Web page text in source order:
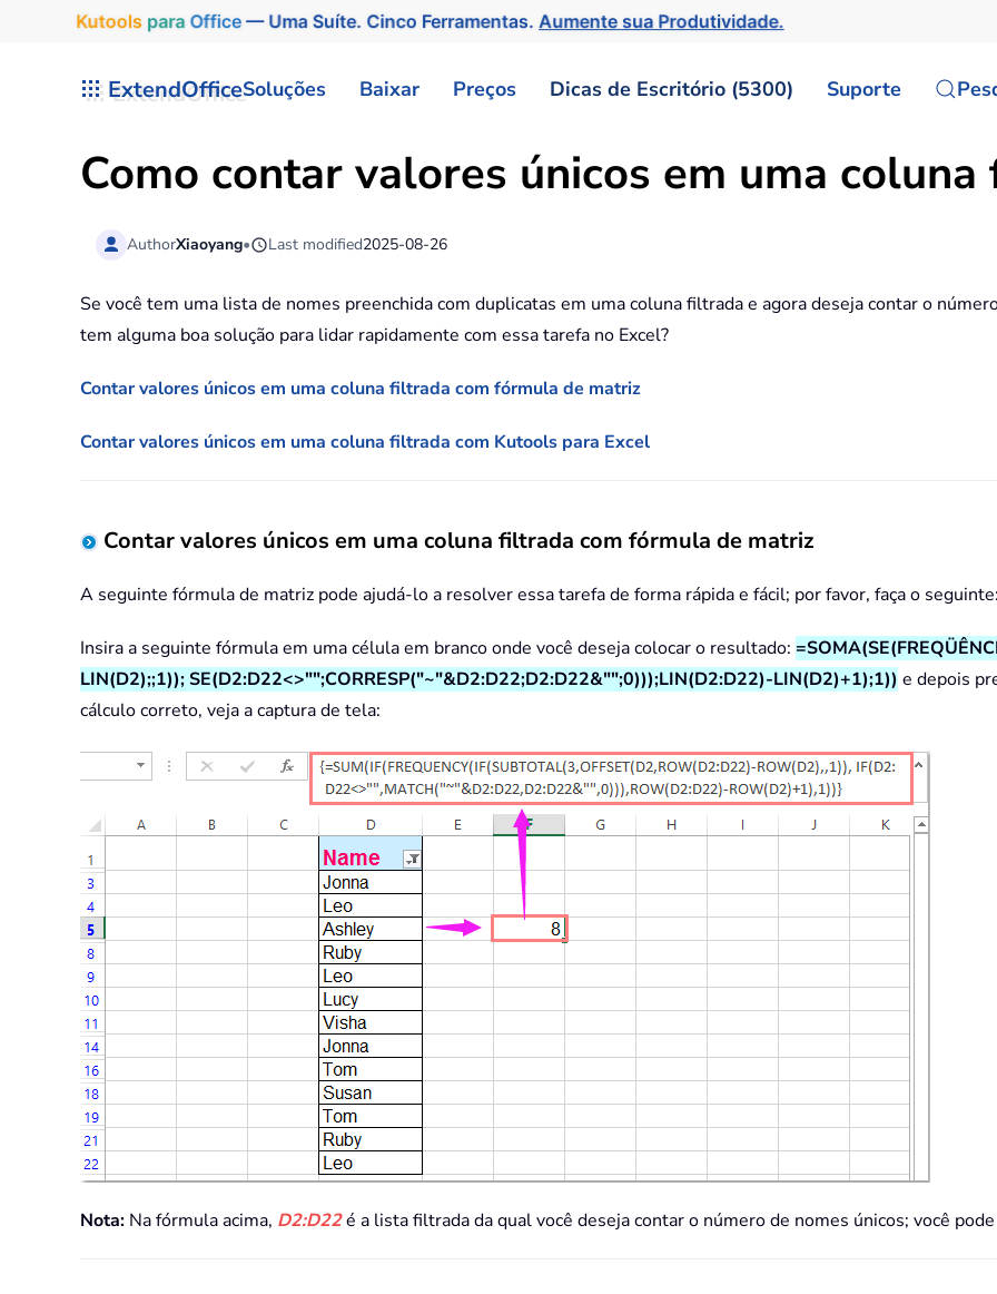
Kutools para Office— Uma Suíte. Cinco Ferramentas.Aumente sua Produtividade.
ExtendOfficeSoluções Baixar Preços Dicas de Escritório (5300) Suporte
Como contar valores únicos em uma
AuthorXiaoyang• Last modified2025-08-26
Se você tem uma lista de nomes preenchida com duplicatas em uma coluna filtrada e agora deseja contar o
tem alguma boa solução para lidar rapidamente com essa tarefa no Excel?
Contar valores únicos em uma coluna filtrada com fórmula de matriz
Contar valores únicos em uma coluna filtrada com Kutools para Excel
Contar valores únicos em uma coluna filtrada com fórmula de matriz
A seguinte fórmula de matriz pode ajudá-lo a resolver essa tarefa de forma rápida e fácil; por favor, faça o seguinte:
Insira a seguinte fórmula em uma célula em branco onde você deseja colocar o resultado:
LIN(D2);;1)); SE(D2:D22<>"";CORRESP("~"&D2:D22;D2:D22&"";0)));LIN(D2:D22)-LIN(D2)+1);1)) e depois
cálculo correto, veja a captura de tela:
Nota: Na fórmula acima, D2:D22é a lista filtrada da qual você deseja contar o número de nomes únicos; você